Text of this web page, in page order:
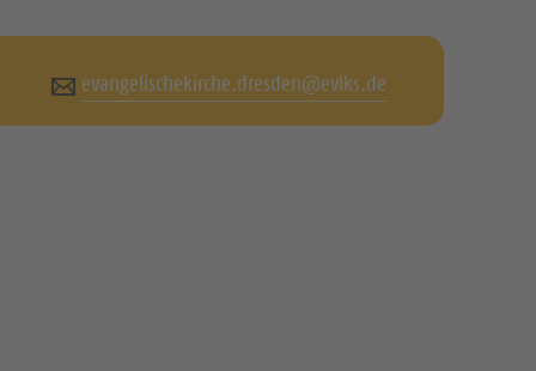
evangelischekirche.dresden@evlks.de